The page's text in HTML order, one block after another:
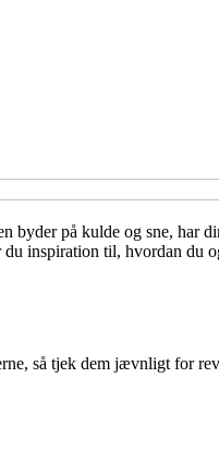
byder på kulde og sne, har
inspiration til, hvordan du
så tjek dem jævnligt for